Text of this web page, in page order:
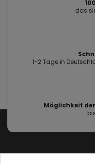
das
1-2 Tage in
Möglichkeit